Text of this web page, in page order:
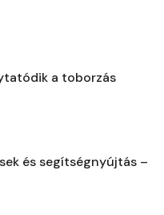
a toborzás
és segítségnyújtás –